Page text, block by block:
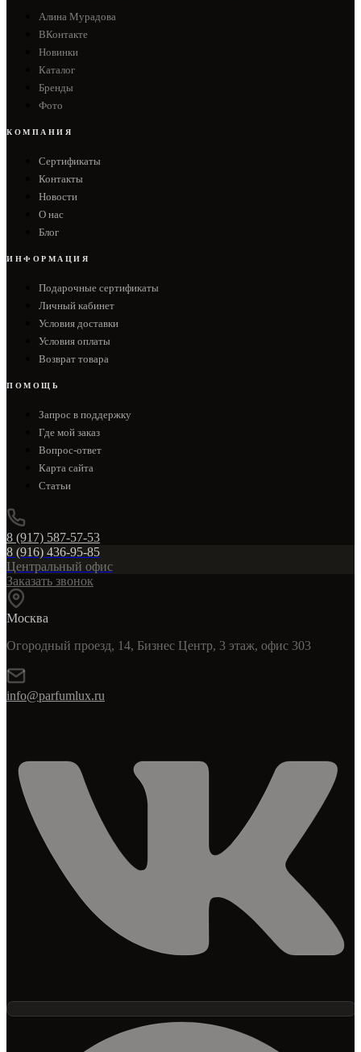
Алина Мурадова
ВКонтакте
Новинки
Каталог
Бренды
Фото
КОМПАНИЯ
Сертификаты
Контакты
Новости
О нас
Блог
ИНФОРМАЦИЯ
Подарочные сертификаты
Личный кабинет
Условия доставки
Условия оплаты
Возврат товара
ПОМОЩЬ
Запрос в поддержку
Где мой заказ
Вопрос-ответ
Карта сайта
Статьи
8 (917) 587-57-53
8 (916) 436-95-85
Центральный офис
Заказать звонок
Москва
Огородный проезд, 14, Бизнес Центр, 3 этаж, офис 303
info@parfumlux.ru